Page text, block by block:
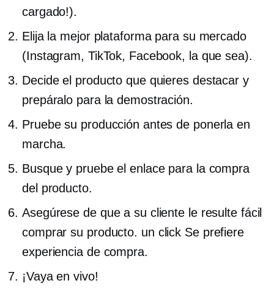
cargado!).
Elija la mejor plataforma para su mercado
(Instagram, TikTok, Facebook, la que sea).
Decide el producto que quieres destacar y
prepáralo para la demostración.
Pruebe su producción antes de ponerla en
marcha.
Busque y pruebe el enlace para la compra
del producto.
Asegúrese de que a su cliente le resulte fácil
comprar su producto. un click Se prefiere
experiencia de compra.
¡Vaya en vivo!